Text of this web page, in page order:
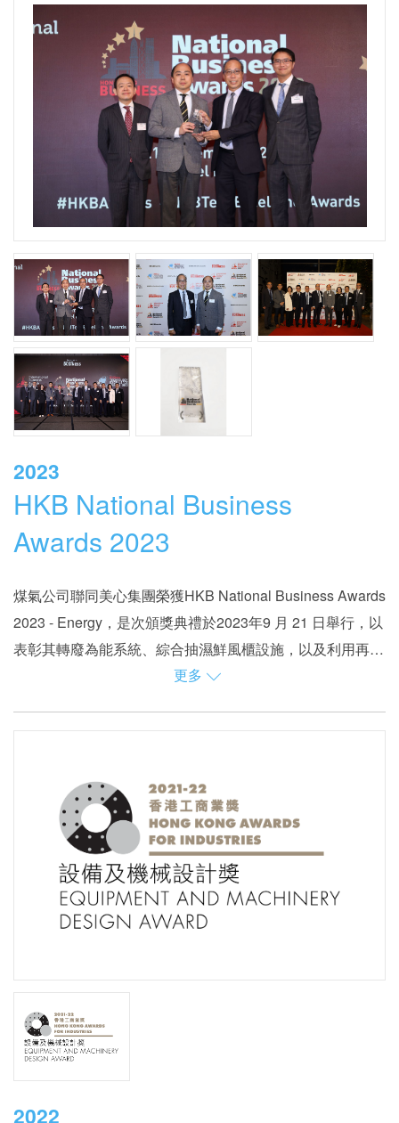
以實現「轉廢為能」的環保概念。預計每年可為食品廠減少
約800 噸二氧化碳排放，相等於種植超過34,000棵樹木。展
望將來，煤氣公司將繼續探索及實施更多環保項目。
2023
HKB National Business
Awards 2023
煤氣公司聯同美心集團榮獲HKB National Business Awards
2023 - Energy，是次頒獎典禮於2023年9 月 21 日舉行，以
表彰其轉廢為能系統、綜合抽濕鮮風櫃設施，以及利用再生
能源所帶來的能源效益，秉承對香港能源領域永續發展與創
有關設施預計每年可為食品廠減少約800 噸二氧化碳排放，
相等於種植超過34,000棵樹木。歡迎點擊以下連結了解更
https://hongkongbusiness.hk/co-written-partner/event-
news/towngas-and-maxims-honoured-hkb-national-
business-awards-pioneering-circular-economy
更多
2022